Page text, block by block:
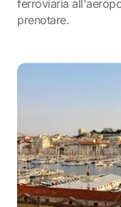
ferroviaria
prenotare.